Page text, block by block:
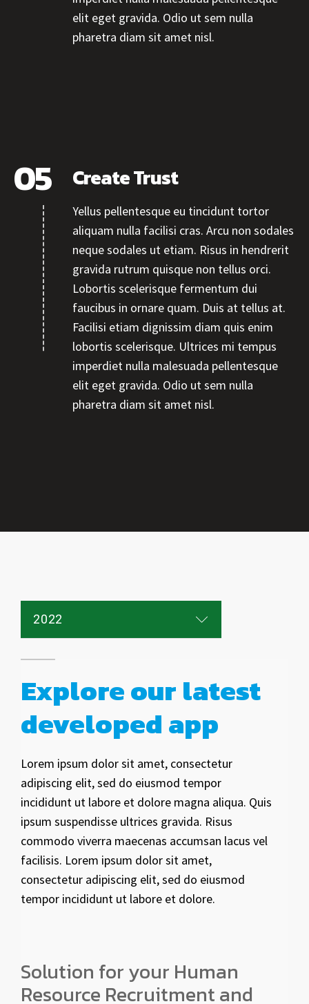
elit eget gravida. Odio ut sem nulla
pharetra diam sit amet nisl.
Create Trust
Yellus pellentesque eu tincidunt tortor
aliquam nulla facilisi cras. Arcu non sodales
neque sodales ut etiam. Risus in hendrerit
gravida rutrum quisque non tellus orci.
Lobortis scelerisque fermentum dui
faucibus in ornare quam. Duis at tellus at.
Facilisi etiam dignissim diam quis enim
lobortis scelerisque. Ultrices mi tempus
imperdiet nulla malesuada pellentesque
elit eget gravida. Odio ut sem nulla
pharetra diam sit amet nisl.
2022
2021
2020
2019
2018
2017
2016
Explore our latest
developed app
Lorem ipsum dolor sit amet, consectetur
adipiscing elit, sed do eiusmod tempor
incididunt ut labore et dolore magna aliqua. Quis
ipsum suspendisse ultrices gravida. Risus
commodo viverra maecenas accumsan lacus vel
facilisis. Lorem ipsum dolor sit amet,
consectetur adipiscing elit, sed do eiusmod
tempor incididunt ut labore et dolore.
Solution for your Human
Resource Recruitment and